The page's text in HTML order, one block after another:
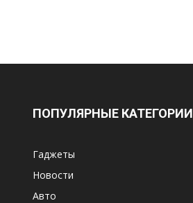
ПОПУЛЯРНЫЕ КАТЕГОРИИ
Гаджеты
Новости
Авто